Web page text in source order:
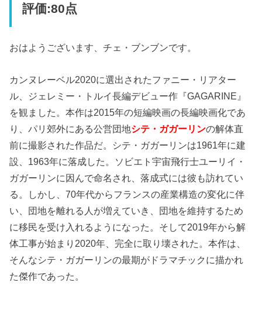
評価:80点
おはようございます、チェ・ブンブンです。
カンヌレーベル2020に選出されたファニー・リアター
ル、ジェレミー・トルイ長編デビュー作『GAGARINE』
を観ました。本作は2015年の短編映画の長編映画化であ
り、パリ郊外にある公営団地シテ・ガガーリンの解体直
前に撮影された作品だ。シテ・ガガーリンは1961年に建
設、1963年に落成した。ソビエト宇宙飛行士ユーリイ・
ガガーリンに因んで命名され、落成式には彼も訪れてい
る。しかし、70年代からフランスの産業構造の変化に伴
い、団地を離れる人が増えていき、団地を維持するため
に移民を受け入れるようになった。そして2019年から解
体工事が始まり2020年、完全に取り壊された。本作は、
そんなシテ・ガガーリンの最期がドラマチックに描かれ
た傑作であった。